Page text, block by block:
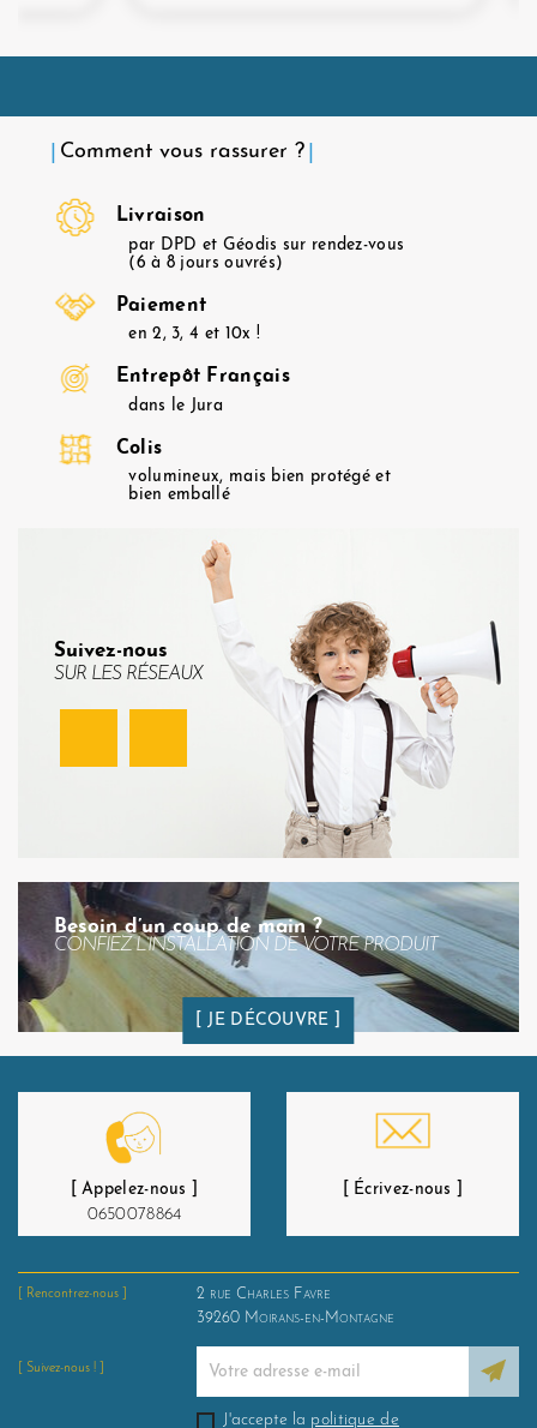
Comment vous rassurer ?
Livraison
par DPD et Géodis sur rendez-vous
(6 à 8 jours ouvrés)
Paiement
en 2, 3, 4 et 10x !
Entrepôt Français
dans le Jura
Colis
volumineux, mais bien protégé et
bien emballé
Suivez-nous
SUR LES RÉSEAUX
Besoin d’un coup de main ?
CONFIEZ L’INSTALLATION DE VOTRE PRODUIT
JE DÉCOUVRE
[ Appelez-nous ]
0650078864
[ Écrivez-nous ]
[ Rencontrez-nous ]
2 rue Charles Favre
39260 Moirans-en-Montagne
[ Suivez-nous ! ]
J'accepte la politique de